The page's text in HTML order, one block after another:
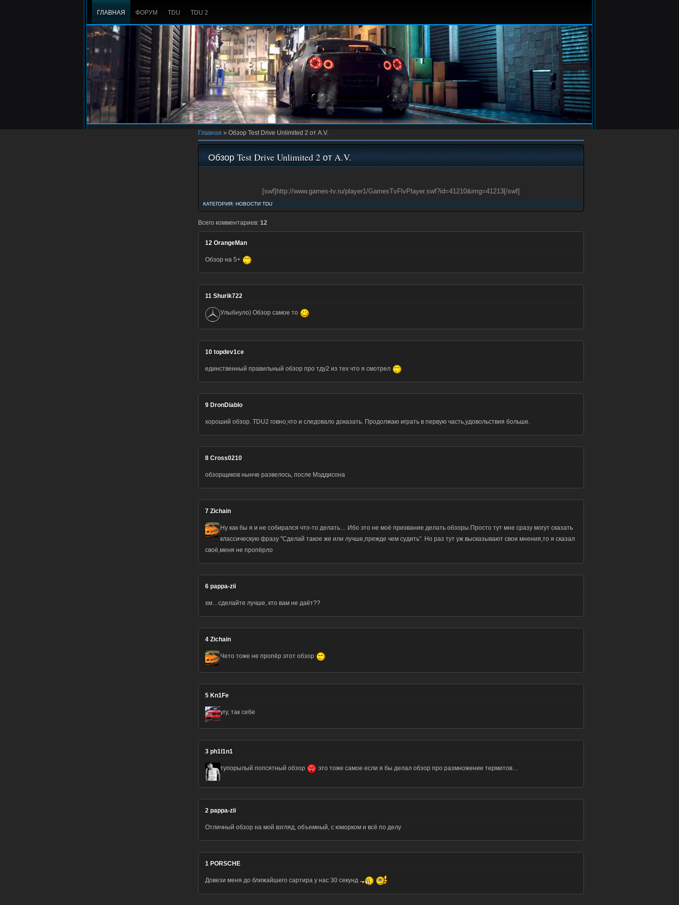
ГЛАВНАЯ ФОРУМ TDU TDU 2
Главная » Обзор Test Drive Unlimited 2 от A.V.
Обзор Test Drive Unlimited 2 от A.V.
[swf]http://www.games-tv.ru/player1/GamesTvFlvPlayer.swf?id=41210&img=41213[/swf]
КАТЕГОРИЯ: НОВОСТИ TDU
Всего комментариев: 12
12 OrangeMan
Обзор на 5+
11 Shurik722
Улыбнуло) Обзор самое то
10 topdev1ce
единственный правильный обзор про тду2 из тех что я смотрел
9 DronDiablo
хороший обзор. TDU2 говно,что и следовало доказать. Продолжаю играть в первую часть,удовольствия больше.
8 Cross0210
обзорщиков нынче развелось, после Мэддисона
7 Zichain
Ну как бы я и не собирался что-то делать… Ибо это не моё призвание делать обзоры.Просто тут мне сразу могут сказать
классическую фразу "Сделай такое же или лучше,прежде чем судить". Но раз тут уж высказывают свои мнения,то я сказал
своё,меня не пропёрло
6 pappa-zii
хм…сделайте лучше, кто вам не даёт??
4 Zichain
Чето тоже не пропёр этот обзор
5 Kn1Fe
угу, так себе
3 ph1l1n1
тупорылый попсятный обзор это тоже самое если я бы делал обзор про размножение термитов…
2 pappa-zii
Отличный обзор на мой взгляд, объемный, с юморком и всё по делу
1 PORSCHE
Довези меня до ближайшего сартира у нас 30 секунд